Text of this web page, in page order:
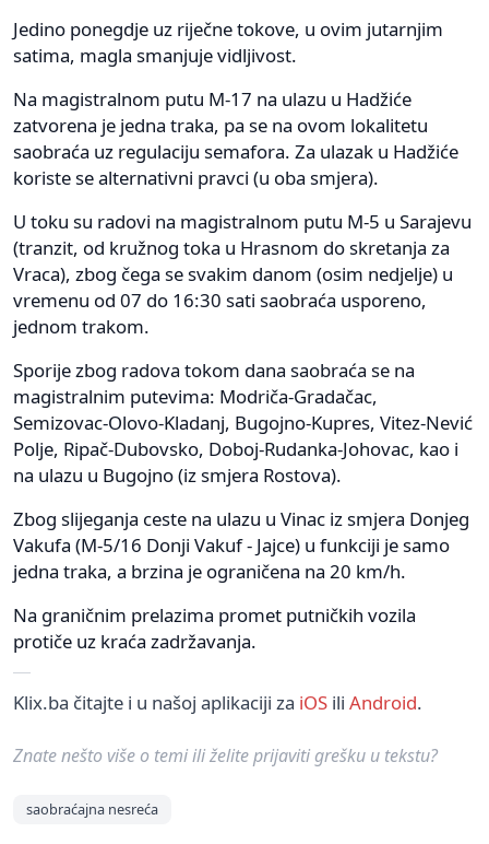
Jedino ponegdje uz riječne tokove, u ovim jutarnjim
satima, magla smanjuje vidljivost.
Na magistralnom putu M-17 na ulazu u Hadžiće
zatvorena je jedna traka, pa se na ovom lokalitetu
saobraća uz regulaciju semafora. Za ulazak u Hadžiće
koriste se alternativni pravci (u oba smjera).
U toku su radovi na magistralnom putu M-5 u Sarajevu
(tranzit, od kružnog toka u Hrasnom do skretanja za
Vraca), zbog čega se svakim danom (osim nedjelje) u
vremenu od 07 do 16:30 sati saobraća usporeno,
jednom trakom.
Sporije zbog radova tokom dana saobraća se na
magistralnim putevima: Modriča-Gradačac,
Semizovac-Olovo-Kladanj, Bugojno-Kupres, Vitez-Nević
Polje, Ripač-Dubovsko, Doboj-Rudanka-Johovac, kao i
na ulazu u Bugojno (iz smjera Rostova).
Zbog slijeganja ceste na ulazu u Vinac iz smjera Donjeg
Vakufa (M-5/16 Donji Vakuf - Jajce) u funkciji je samo
jedna traka, a brzina je ograničena na 20 km/h.
Na graničnim prelazima promet putničkih vozila
protiče uz kraća zadržavanja.
Klix.ba čitajte i u našoj aplikaciji za iOS ili Android.
Znate nešto više o temi ili želite prijaviti grešku u tekstu?
saobraćajna nesreća